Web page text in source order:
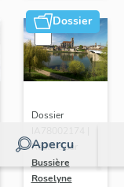
Dossier
Aperçu
Dossier
Réalisé par
Bussière
Roselyne